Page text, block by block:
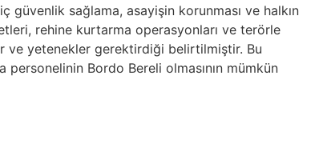
güvenlik sağlama, asayişin korunması ve halkın
rehine kurtarma operasyonları ve terörle
ve yetenekler gerektirdiği belirtilmiştir. Bu
Bordo Bereli olmasının mümkün